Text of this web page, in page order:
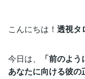
こんにちは！ 透視タ
今日は、
「前のよ
あなたに向ける彼の